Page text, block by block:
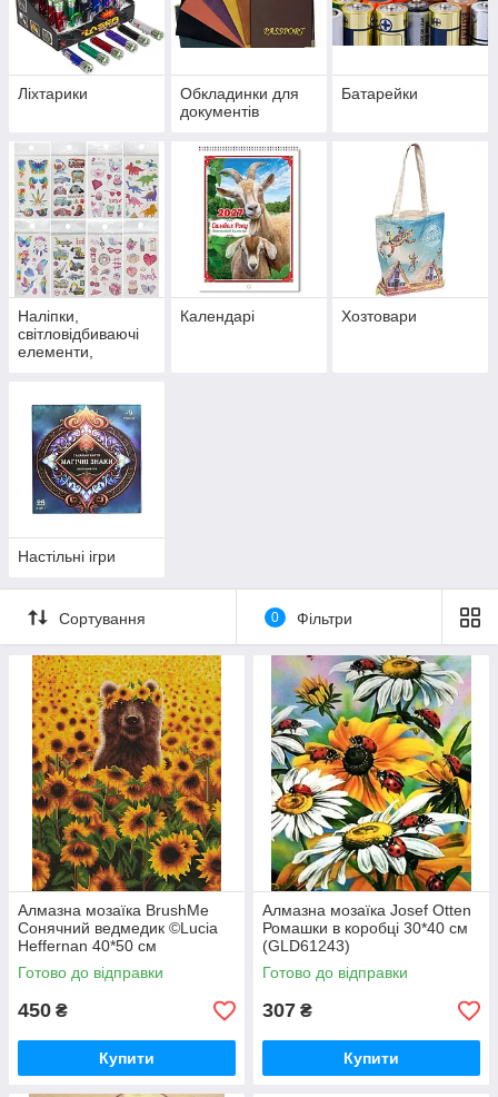
Ліхтарики
Обкладинки для
документів
Батарейки
Наліпки,
світловідбиваючі
елементи,
Календарі Хозтовари
Настільні ігри
Сортування 0 Фільтри
Алмазна мозаїка BrushMe
Сонячний ведмедик ©Lucia
Heffernan 40*50 см
(DBS1200)
Готово до відправки
450 ₴
Купити
Алмазна мозаїка Josef Otten
Ромашки в коробці 30*40 см
(GLD61243)
Готово до відправки
307 ₴
Купити